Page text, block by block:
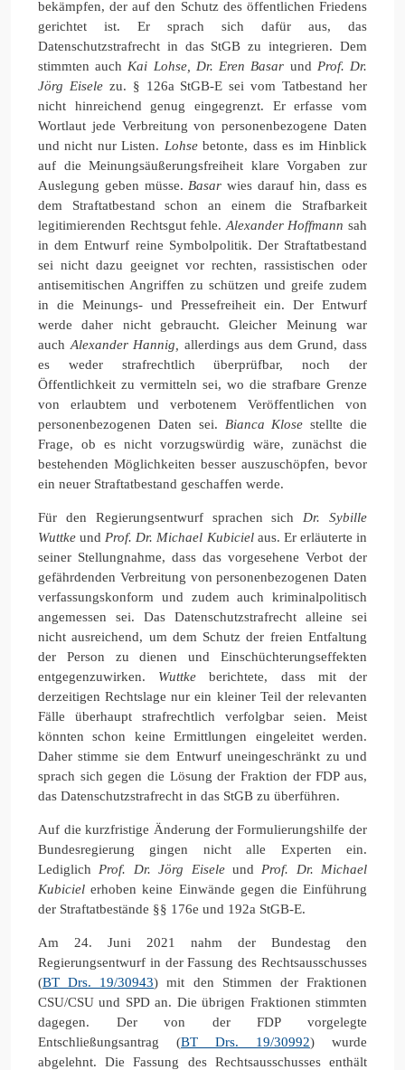
bekämpfen, der auf den Schutz des öffentlichen Friedens
gerichtet ist. Er sprach sich dafür aus, das
Datenschutzstrafrecht in das StGB zu integrieren. Dem
stimmten auch Kai Lohse, Dr. Eren Basar und Prof. Dr.
Jörg Eisele zu. § 126a StGB-E sei vom Tatbestand her
nicht hinreichend genug eingegrenzt. Er erfasse vom
Wortlaut jede Verbreitung von personenbezogene Daten
und nicht nur Listen. Lohsebetonte, dass es im Hinblick
auf die Meinungsäußerungsfreiheit klare Vorgaben zur
Auslegung geben müsse. Basar wies darauf hin, dass es
dem Straftatbestand schon an einem die Strafbarkeit
legitimierenden Rechtsgut fehle. Alexander Hoffmannsah
in dem Entwurf reine Symbolpolitik. Der Straftatbestand
sei nicht dazu geeignet vor rechten, rassistischen oder
antisemitischen Angriffen zu schützen und greife zudem
in die Meinungs- und Pressefreiheit ein. Der Entwurf
werde daher nicht gebraucht. Gleicher Meinung war
auch Alexander Hannig,
allerdings aus dem Grund, dass
es weder strafrechtlich überprüfbar, noch der
Öffentlichkeit zu vermitteln sei, wo die strafbare Grenze
von erlaubtem und verbotenem Veröffentlichen von
personenbezogenen Daten sei. Bianca Klosestellte die
Frage, ob es nicht vorzugswürdig wäre, zunächst die
bestehenden Möglichkeiten besser auszuschöpfen, bevor
ein neuer Straftatbestand geschaffen werde.
Für den Regierungsentwurf sprachen sich Dr. Sybille
Wuttke und Prof. Dr. Michael Kubicielaus. Er erläuterte in
seiner Stellungnahme, dass das vorgesehene Verbot der
gefährdenden Verbreitung von personenbezogenen Daten
verfassungskonform und zudem auch kriminalpolitisch
angemessen sei. Das Datenschutzstrafrecht alleine sei
nicht ausreichend, um dem Schutz der freien Entfaltung
der Person zu dienen und Einschüchterungseffekten
entgegenzuwirken. Wuttke berichtete, dass mit der
derzeitigen Rechtslage nur ein kleiner Teil der relevanten
Fälle überhaupt strafrechtlich verfolgbar seien. Meist
könnten schon keine Ermittlungen eingeleitet werden.
Daher stimme sie dem Entwurf uneingeschränkt zu und
sprach sich gegen die Lösung der Fraktion der FDP aus,
das Datenschutzstrafrecht in das StGB zu überführen.
Auf die kurzfristige Änderung der Formulierungshilfe der
Bundesregierung gingen nicht alle Experten ein.
Lediglich Prof. Dr. Jörg Eiseleund Prof. Dr. Michael
Kubiciel erhoben keine Einwände gegen die Einführung
der Straftatbestände §§ 176e und 192a StGB-E.
Am 24. Juni 2021 nahm der Bundestag den
Regierungsentwurf in der Fassung des Rechtsausschusses
(BT Drs. 19/30943) mit den Stimmen der Fraktionen
CSU/CSU und SPD an. Die übrigen Fraktionen stimmten
dagegen. Der von der FDP vorgelegte
Entschließungsantrag (BT Drs. 19/30992) wurde
abgelehnt. Die Fassung des Rechtsausschusses enthält